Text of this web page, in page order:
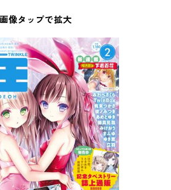
画像タップで拡大